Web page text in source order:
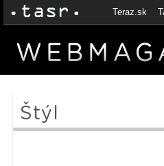
Teraz.sk
Štýl